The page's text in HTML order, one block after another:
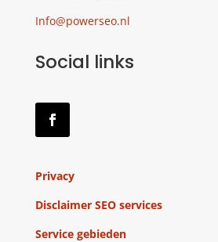
Info@powerseo.nl
Social links
Privacy
Disclaimer SEO services
Service gebieden